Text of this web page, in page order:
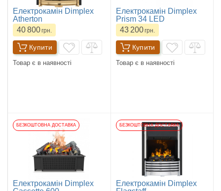
Електрокамін Dimplex
Atherton
40 800грн.
Купити
Товар є в наявності
Електрокамін Dimplex
Prism 34 LED
43 200грн.
Купити
Товар є в наявності
БЕЗКОШТОВНА ДОСТАВКА
Електрокамін Dimplex
БЕЗКОШТОВНА ДОСТАВКА
Електрокамін Dimplex